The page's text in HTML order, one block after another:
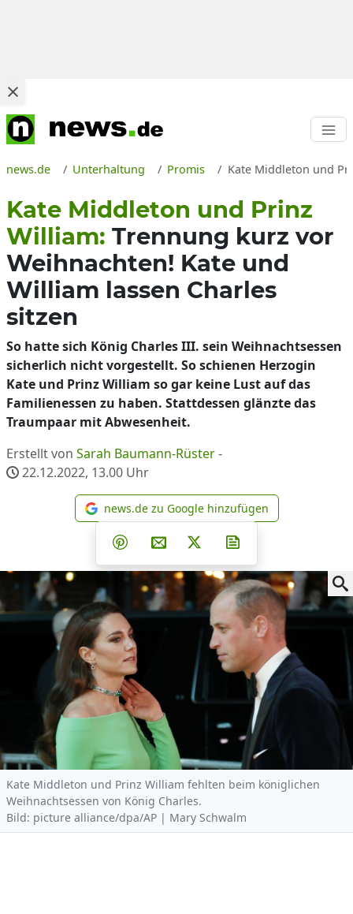
news.de Unterhaltung Promis Kate Middleton und
Kate Middleton und Prinz
William: Trennung kurz vor
Weihnachten! Kate und
William lassen Charles
sitzen
So hatte sich König Charles III. sein Weihnachtsessen
sicherlich nicht vorgestellt. So schienen Herzogin
Kate und Prinz William so gar keine Lust auf das
Familienessen zu haben. Stattdessen glänzte das
Traumpaar mit Abwesenheit.
Erstellt von Sarah Baumann-Rüster-
22.12.2022, 13.00 Uhr
news.de zu Google
news.de zu Google hinzufügen
Teilen auf Facebook
Teilen auf Whatsapp
Teilen auf Telegram
Teilen auf Pinterest
Per E-Mail teilen
Post auf X
Kate Middleton und Prinz William fehlten beim königlichen
Weihnachtsessen von König Charles.
Bild: picture alliance/dpa/AP | Mary Schwalm